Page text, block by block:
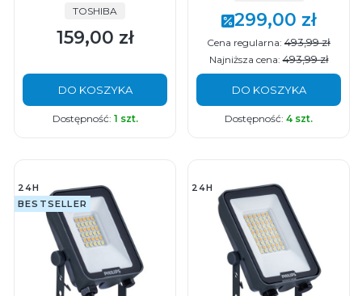
PRODUCENT
TOSHIBA
Cena
159,00 zł
DO KOSZYKA
Dostępność: 1 szt.
Cena promocyjna
299,00 zł
Cena regularna: 493,99 zł
Najniższa cena: 493,99 zł
DO KOSZYKA
Dostępność: 4 szt.
24H
BESTSELLER
24H